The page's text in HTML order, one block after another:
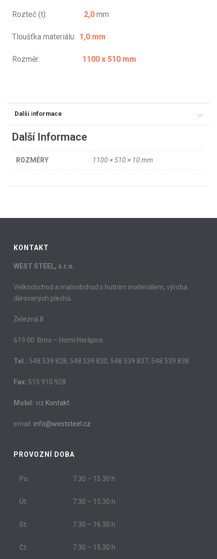
Rozteč (t): 2,0 mm
Tloušťka materiálu: 1,0 mm
Rozměr: 1100 x 510 mm
Další informace
Další Informace
ROZMĚRY 1100 × 510 × 10 mm
KONTAKT
WEST STEEL, s.r.o.
Velkoobchod a maloobchod s hutním materiálem, výroba
děrovaných plechů.
Železná 8
619 00 Brno – Horní Heršpice
Tel.: 548 539 828, 548 539 830, 548 539 837, 548 539 838
Fax: 515 910 928
Mobil: viz Kontakt
email: info@weststeel.cz
PROVOZNÍ DOBA
Po: 7.30 – 15.30 h
Út: 7.30 – 15.30 h
St: 7.30 – 16.30 h
Čt: 7.30 – 15.30 h